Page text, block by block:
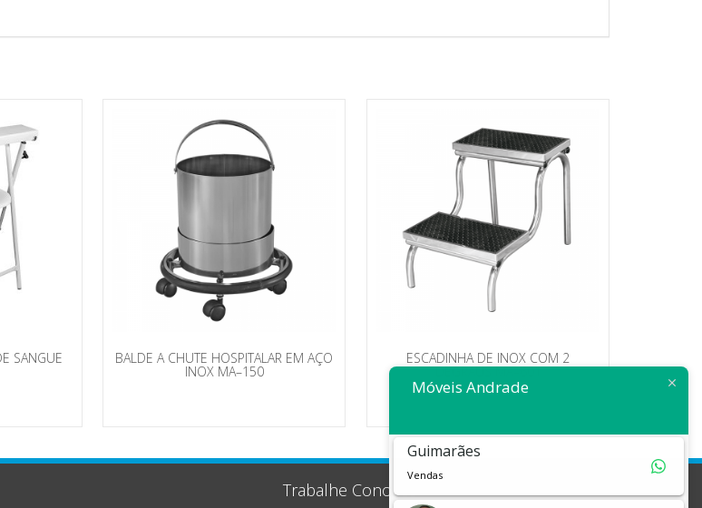
SANGUE BALDE A CHUTE HOSPITALAR EM AÇO
INOX MA–150
ESCADINHA DE INOX COM 2
DEGRAUS MA–601
Trabalhe Conosco
Móveis Andrade
Guimarães
Vendas